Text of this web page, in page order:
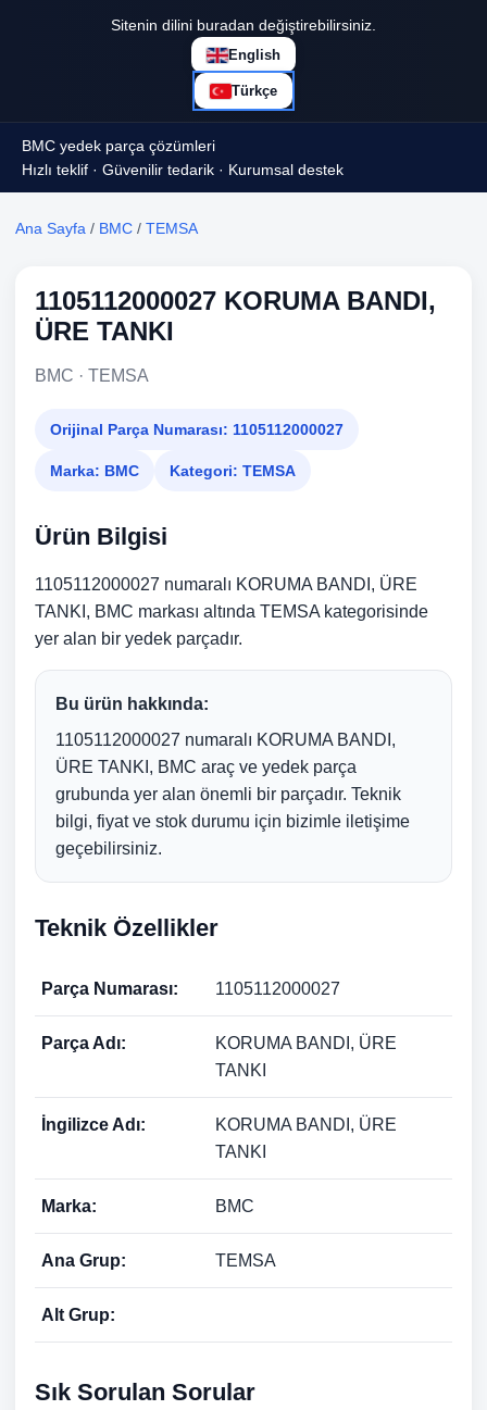
Sitenin dilini buradan değiştirebilirsiniz.
English
Türkçe
BMC yedek parça çözümleri
Hızlı teklif · Güvenilir tedarik · Kurumsal destek
Ana Sayfa / BMC / TEMSA
1105112000027 KORUMA BANDI,
ÜRE TANKI
BMC · TEMSA
Orijinal Parça Numarası: 1105112000027
Marka: BMC Kategori: TEMSA
Ürün Bilgisi
1105112000027 numaralı KORUMA BANDI, ÜRE
TANKI, BMC markası altında TEMSA kategorisinde
yer alan bir yedek parçadır.
Bu ürün hakkında:
1105112000027 numaralı KORUMA BANDI,
ÜRE TANKI, BMC araç ve yedek parça
grubunda yer alan önemli bir parçadır. Teknik
bilgi, fiyat ve stok durumu için bizimle iletişime
geçebilirsiniz.
Teknik Özellikler
Parça Numarası: 1105112000027
Parça Adı:
KORUMA BANDI, ÜRE
TANKI
İngilizce Adı:
KORUMA BANDI, ÜRE
TANKI
Marka: BMC
Ana Grup: TEMSA
Alt Grup:
Sık Sorulan Sorular